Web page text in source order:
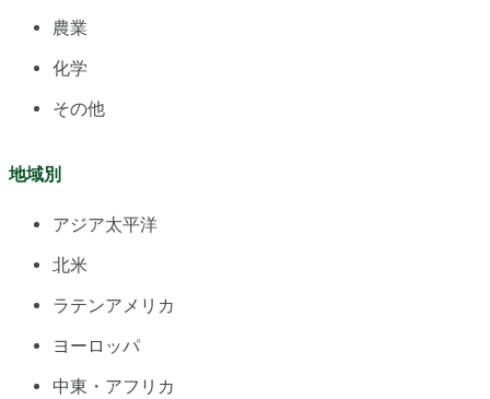
農業
化学
その他
地域別
アジア太平洋
北米
ラテンアメリカ
ヨーロッパ
中東・アフリカ